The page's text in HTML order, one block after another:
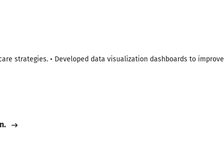
strategies. • Developed data visualization dashboards to improve